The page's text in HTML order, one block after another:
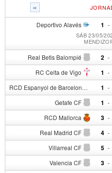
«
Deportivo Alavés 1 -
SÁB 23/05/
Real Betis Balompié 2 -
RC Celta de Vigo 1 -
RCD Espanyol de Barcelona 1 -
Getafe CF 1 -
RCD Mallorca 3 -
Real Madrid CF 4 -
Villarreal CF 5 -
Valencia CF 3 -